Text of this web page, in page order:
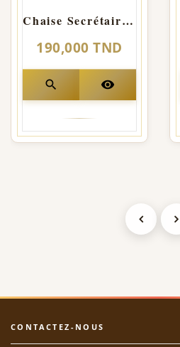
Chaise Secrétaire BRIO Haut Dossier SANS Accoudoirs
190,000 TND
search visibility
CONTACTEZ-NOUS